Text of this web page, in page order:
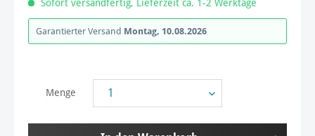
Sofort versandfertig, Lieferzeit ca. 1-2 Werktage
Garantierter Versand Montag, 10.08.2026
Menge